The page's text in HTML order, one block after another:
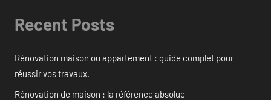
Recent Posts
Rénovation maison ou appartement : guide complet pour
réussir vos travaux.
Rénovation de maison : la référence absolue